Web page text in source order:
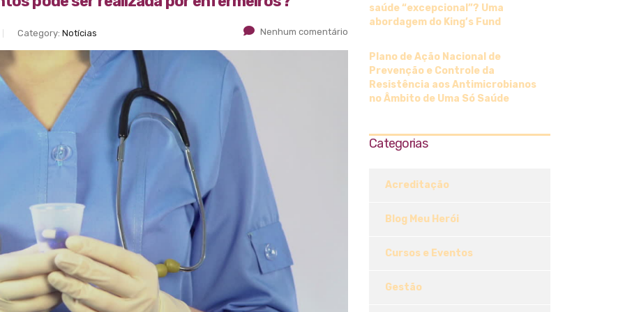
Category: Notícias Nenhum comentário
saúde “excepcional”? Uma
abordagem do King’s Fund
Plano de Ação Nacional de
Prevenção e Controle da
Resistência aos Antimicrobianos
no Âmbito de Uma Só Saúde
Categorias
Acreditação
Blog Meu Herói
Cursos e Eventos
Gestão